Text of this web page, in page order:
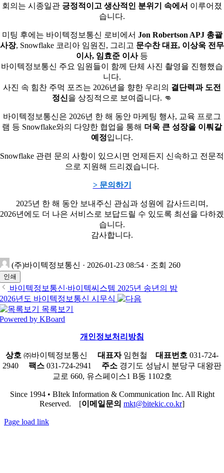
회의는 시종일관 긍정적이고 생산적인 분위기 속에서 이루어졌
습니다.
미팅 후에는 바이텍정보통신 로비에서 Jon Robertson APJ 총괄
사장, Snowflake 코리아 임원진, 그리고 문수찬 대표, 이상욱 전무
이사, 임효준 이사등
바이텍정보통신 주요 임원들이 함께 단체 사진 촬영을 진행했습
니다.
사진 속 힘찬 주먹 포즈는 2026년을 향한 우리의 결단력과 도전
정신을 상징적으로 보여줍니다. 👊
바이텍정보통신은 2026년 한 해 동안 마케팅 행사, 교육 프로그
램 등 Snowflake와의 다양한 협업을 통해 더욱 큰 성장을 이뤄갈
예정입니다.
Snowflake 관련 문의 사항이 있으시면 언제든지 신속하고 전문적
으로 지원해 드리겠습니다.
> 문의하기
2025년 한 해 동안 보내주신 관심과 성원에 감사드리며,
2026년에도 더 나은 서비스로 보답드릴 수 있도록 최선을 다하겠
습니다.
감사합니다.
(주)바이텍정보통신 · 2026-01-23 08:54 · 조회 260
인쇄
바이텍정보통신∙바이텍씨스템 2025년 송년의 밤
2026년도 바이텍정보통신 시무식
목록보기
Powered by KBoard
개인정보처리방침
상호 ㈜바이텍정보통신 대표자임현철 대표번호 031-724-
2940
팩스 031-724-2941 주소 경기도 성남시 분당구 대왕판
교로 660, 유스페이스1 B동 1102호
Since 1994 • BItek Information & Communication Inc. All Right
Reserved. [이메일문의 mkt@bitekic.co.kr]
Page load link